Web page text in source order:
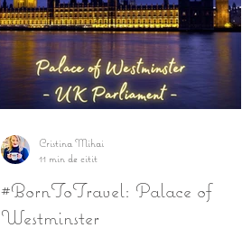
#BornToTravel: Palace of
Westminster
Cristina Mihai
11 min de citit